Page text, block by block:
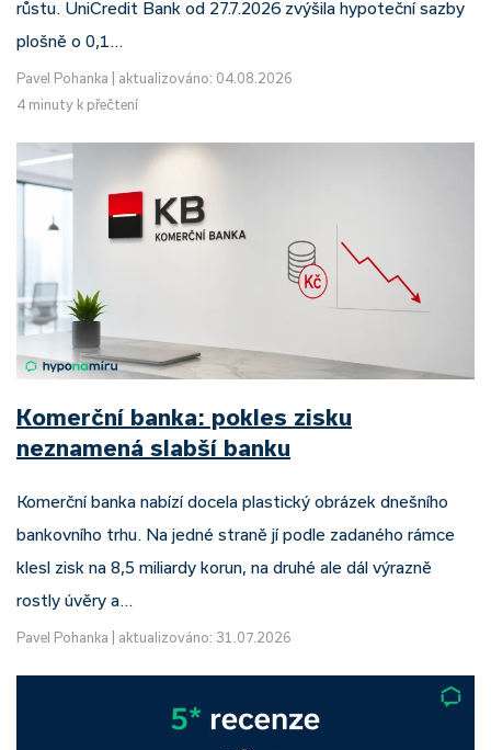
růstu. UniCredit Bank od 27.7.2026 zvýšila hypoteční sazby
plošně o 0,1…
Pavel Pohanka
aktualizováno: 04.08.2026
4 minuty k přečtení
Komerční banka: pokles zisku
neznamená slabší banku
Komerční banka nabízí docela plastický obrázek dnešního
bankovního trhu. Na jedné straně jí podle zadaného rámce
klesl zisk na 8,5 miliardy korun, na druhé ale dál výrazně
rostly úvěry a…
Pavel Pohanka aktualizováno: 31.07.2026